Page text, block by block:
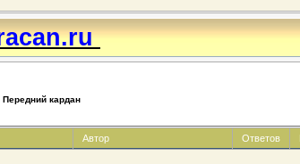
Передний кардан
Автор Ответов